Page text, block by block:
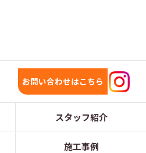
お問い合わせはこちら
スタッフ紹介
施工事例